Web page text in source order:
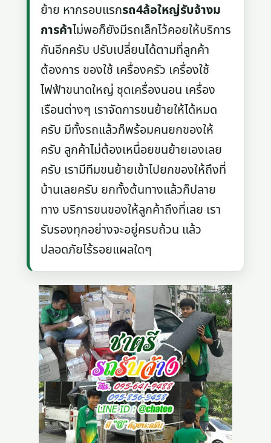
ย้าย หากรอบแรกรถ4ล้อใหญ่รับจ้างม
การค้าไม่พอก็ยังมีรถเล็กไว้คอยให้บริการ
กันอีกครับ ปรับเปลี่ยนได้ตามที่ลูกค้า
ต้องการ ของใช้ เครื่องครัว เครื่องใช้
ไฟฟ้าขนาดใหญ่ ชุดเครื่องนอน เครื่อง
เรือนต่างๆ เราจัดการขนย้ายให้ได้หมด
ครับ มีทั้งรถแล้วก็พร้อมคนยกของให้
ครับ ลูกค้าไม่ต้องเหนื่อยขนย้ายเองเลย
ครับ เรามีทีมขนย้ายเข้าไปยกของให้ถึงที่
บ้านเลยครับ ยกทั้งต้นทางแล้วก็ปลาย
ทาง บริการขนของให้ลูกค้าถึงที่เลย เรา
รับรองทุกอย่างจะอยู่ครบถ้วน แล้ว
ปลอดภัยไร้รอยแผลใดๆ